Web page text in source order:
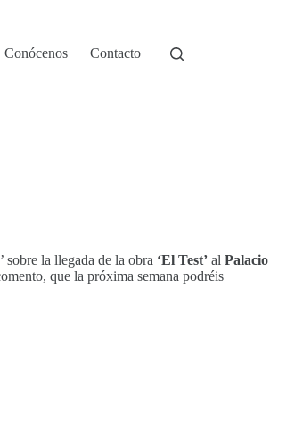
Conócenos Contacto
la llegada de la obra ‘El Test’ al Palacio
que la próxima semana podréis